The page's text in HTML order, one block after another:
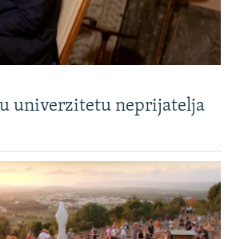
univerzitetu neprijatelja